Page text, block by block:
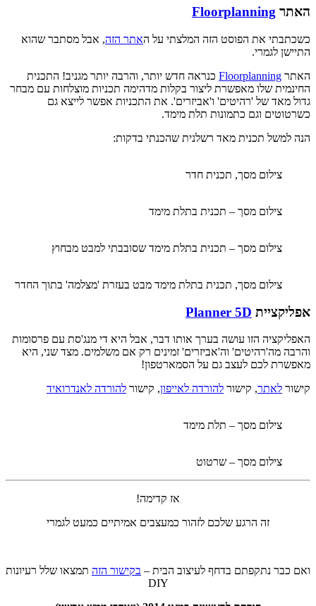
האתר Floorplanning
כשכתבתי את הפוסט הזה המלצתי על האתר הזה, אבל מסתבר שהוא
התיישן לגמרי.
האתר Floorplanning כנראה חדש יותר, והרבה יותר מגניב! התכנית
החינמית שלו מאפשרת ליצור בקלות מדהימה תכניות מוצלחות עם מבחר
גדול מאד של 'רהיטים' ו'אביזרים'. את התכניות אפשר לייצא גם
כשרטוטים וגם כתמונות תלת מימד.
הנה למשל תכנית מאד רשלנית שהכנתי בדקות:
צילום מסך, תכנית חדר
צילום מסך – תכנית בתלת מימד
צילום מסך – תכנית בתלת מימד שסובבתי למבט מבחוץ
צילום מסך, תכנית בתלת מימד מבט בעזרת 'מצלמה' בתוך החדר
אפליקציית Planner 5D
האפליקציה הזו עושה בערך אותו דבר, אבל היא די מנג'סת עם פרסומות
והרבה מה'רהיטים' וה'אביזרים' זמינים רק אם משלמים. מצד שני, היא
מאפשרת לכם לעצב גם על הסמארטפון!
קישור לאתר, קישור להורדה לאייפון, קישור להורדה לאנדרואיד
צילום מסך – תלת מימד
צילום מסך – שרטוט
אז קדימה!
זה הרגע שלכם לזהור כמעצבים אמיתיים כמעט לגמרי
ואם כבר נתקפתם בדחף לעיצוב הבית – בקישור הזה תמצאו שלל רעיונות
DIY